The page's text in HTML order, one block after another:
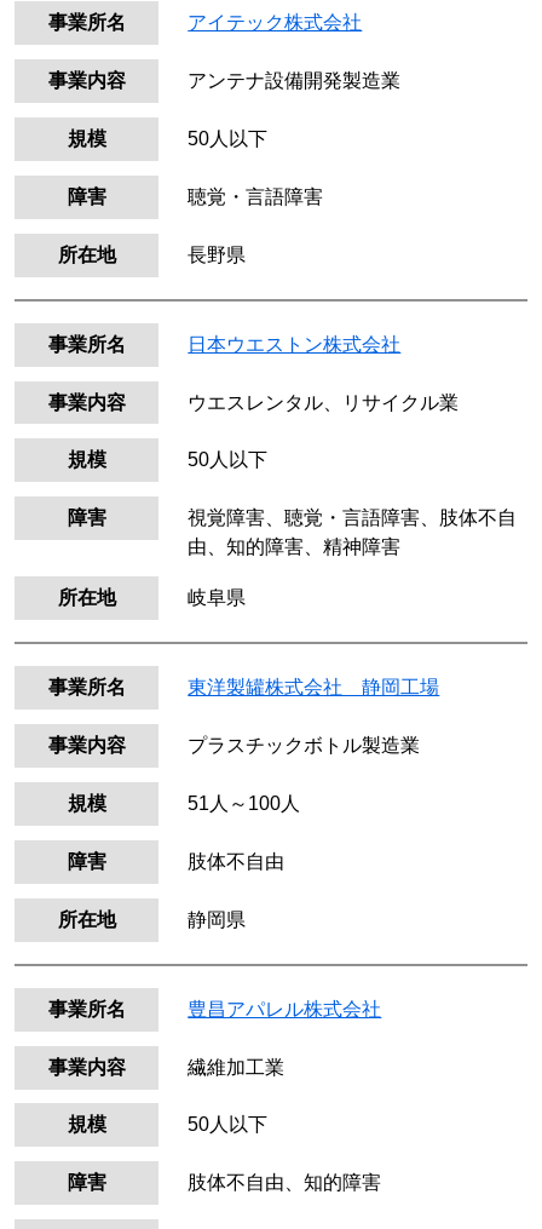
事業所名 アイテック株式会社
事業内容 アンテナ設備開発製造業
規模 50人以下
障害 聴覚・言語障害
所在地 長野県
事業所名 日本ウエストン株式会社
事業内容 ウエスレンタル、リサイクル業
規模 50人以下
障害
視覚障害、聴覚・言語障害、肢体不自
由、知的障害、精神障害
所在地 岐阜県
事業所名 東洋製罐株式会社 静岡工場
事業内容 プラスチックボトル製造業
規模 51人～100人
障害 肢体不自由
所在地 静岡県
事業所名 豊昌アパレル株式会社
事業内容 繊維加工業
規模 50人以下
障害 肢体不自由、知的障害